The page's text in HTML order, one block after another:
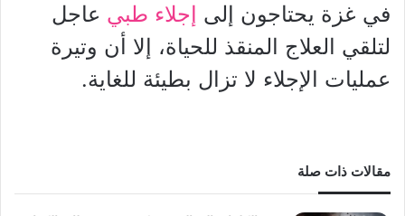
في غزة يحتاجون إلى إجلاء طبي عاجل
لتلقي العلاج المنقذ للحياة، إلا أن وتيرة
عمليات الإجلاء لا تزال بطيئة للغاية.
مقالات ذات صلة